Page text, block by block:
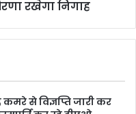
रखेगा निगाह
कमरे से विज्ञप्ति जारी कर